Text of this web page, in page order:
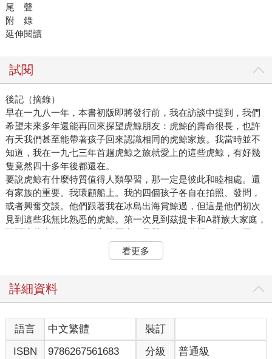
尾 聲
附 錄
延伸閱讀
試閱
後記（摘錄）
早在一九八一年，本書初版即將發行前，我在訪談中提到，我們
希望未來多年還能再回來探望虎鯨朋友：虎鯨的壽命很長，也許
有天我們甚至能帶著孩子回來認識相同的虎鯨家族。我當時並不
知道，我在一九七三年首趟虎鯨之旅就愛上的這些虎鯨，有好幾
隻竟然四十多年後都還在。
要說虎鯨有什麼特質值得人類學習，那一定是彼此和睦相處。還
有家族的重要。我環顧船上。我的四個孩子各自在拍照、發問，
或者興奮交談。他們跟著我在冰島出海賞鯨過，但這是他們初次
見到這些我無比熟悉的虎鯨。第一次見到茲提卡和A群族大家庭，
聽聞這些虎鯨有悠久豐富的歷史，且與他們的父親、朋友、同
事，乃至與過去數十年來接觸過北方群落的眾多人們共有許多回
憶，他們該會有怎樣的心情，我只能夠想像。
休息放鬆、享受夏天和煦的風，看著年輕一代嬉鬧玩耍，感受家
今日我們所生活的世界，只需要幾次點擊，就能判讀居留型虎
鯨、遷徙型畢氏虎鯨、遠洋型虎鯨的鯨群狀態，不像一九七三
年，我們對這些鯨群幾乎一無所知。回到當時，研究人員必須組
看更多
詳細資料
語言 中文繁體
裝訂
ISBN
9786267561683 分級 普通級